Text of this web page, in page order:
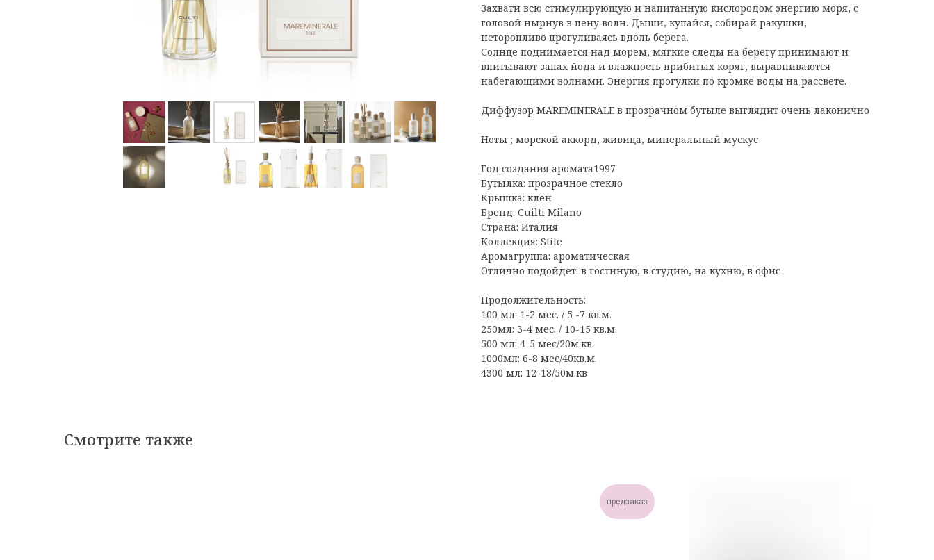
Захвати всю стимулирующую и напитанную кислородом энергию моря, с
головой нырнув в пену волн. Дыши, купайся, собирай ракушки,
неторопливо прогуливаясь вдоль берега.
Солнце поднимается над морем, мягкие следы на берегу принимают и
впитывают запах йода и влажность прибитых коряг, выравниваются
набегающими волнами. Энергия прогулки по кромке воды на рассвете.
Диффузор MAREMINERALE в прозрачном бутыле выглядит очень лаконично
Ноты ; морской аккорд, живица, минеральный мускус
Год создания аромата1997
Бутылка: прозрачное стекло
Крышка: клён
Бренд: Cuilti Milano
Страна: Италия
Коллекция: Stile
Аромагруппа: ароматическая
Отлично подойдет: в гостиную, в студию, на кухню, в офис
Продолжительность:
100 мл: 1-2 мес. / 5 -7 кв.м.
250мл: 3-4 мес. / 10-15 кв.м.
500 мл: 4-5 мес/20м.кв
1000мл: 6-8 мес/40кв.м.
4300 мл: 12-18/50м.кв
Смотрите также
предзаказ